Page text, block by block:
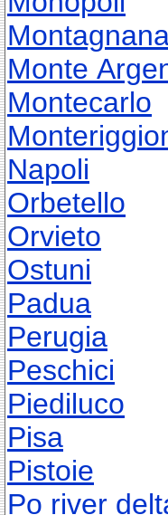
Monte
Montecarlo
Napoli
Orbetello
Orvieto
Ostuni
Padua
Perugia
Peschici
Piediluco
Pisa
Pistoie
Po river